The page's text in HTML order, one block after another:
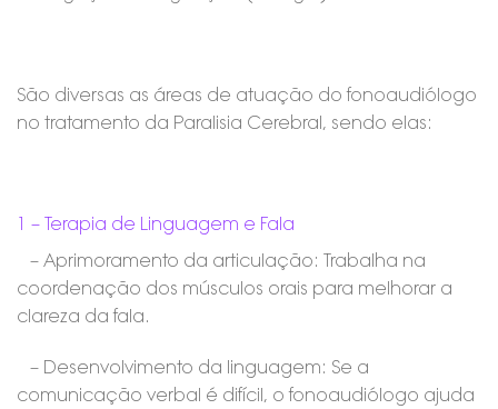
São diversas as áreas de atuação do fonoaudiólogo
no tratamento da Paralisia Cerebral, sendo elas:
1 – Terapia de Linguagem e Fala
– Aprimoramento da articulação: Trabalha na
coordenação dos músculos orais para melhorar a
clareza da fala.
– Desenvolvimento da linguagem: Se a
comunicação verbal é difícil, o fonoaudiólogo ajuda